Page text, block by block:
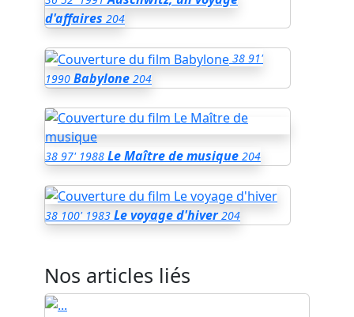
d'affaires 204
38 91'
1990 Babylone 204
38 97' 1988 Le Maître de musique 204
38 100' 1983 Le voyage d'hiver 204
Nos articles liés